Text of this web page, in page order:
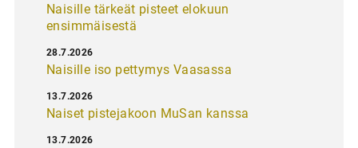
Naisille tärkeät pisteet elokuun
ensimmäisestä
Naisille iso pettymys Vaasassa
28.7.2026
Naiset pistejakoon MuSan kanssa
13.7.2026
13.7.2026